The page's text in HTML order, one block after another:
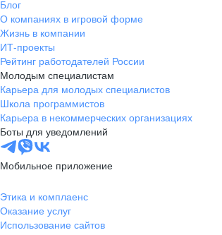
Блог
О компаниях в игровой форме
Жизнь в компании
ИТ-проекты
Рейтинг работодателей России
Молодым специалистам
Карьера для молодых специалистов
Школа программистов
Карьера в некоммерческих организациях
Боты для уведомлений
Мобильное приложение
Этика и комплаенс
Оказание услуг
Использование сайтов